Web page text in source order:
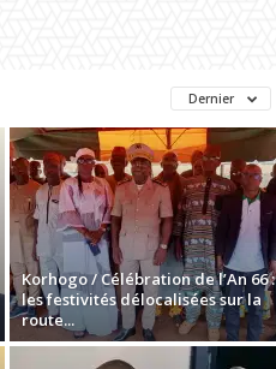
Dernier
Korhogo / Célébration de l’An 66 :
les festivités délocalisées sur la
route...